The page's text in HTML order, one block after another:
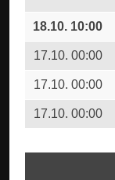
18.10. 10:00
17.10. 00:00
17.10. 00:00
17.10. 00:00